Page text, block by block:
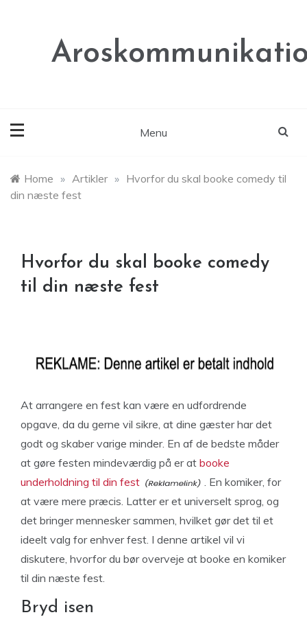
Menu
Home » Artikler » Hvorfor du skal booke comedy til
din næste fest
Hvorfor du skal booke comedy
til din næste fest
At arrangere en fest kan være en udfordrende
opgave, da du gerne vil sikre, at dine gæster har det
godt og skaber varige minder. En af de bedste måder
at gøre festen mindeværdig på er at booke
underholdning til din fest
. En komiker, for
at være mere præcis. Latter er et universelt sprog, og
det bringer mennesker sammen, hvilket gør det til et
ideelt valg for enhver fest. I denne artikel vil vi
diskutere, hvorfor du bør overveje at booke en komiker
til din næste fest.
Bryd isen